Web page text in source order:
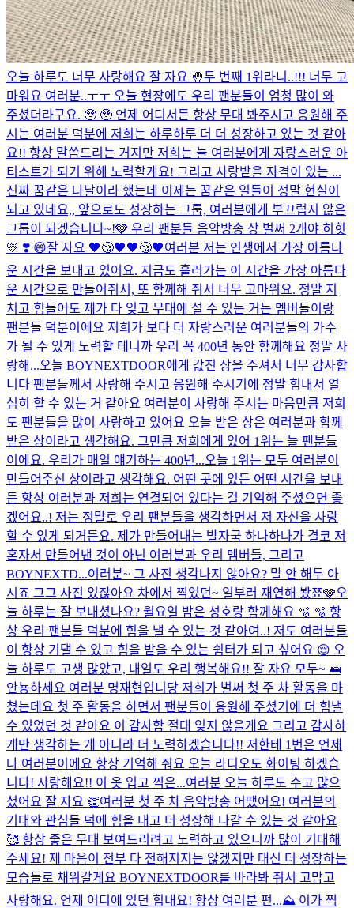
오늘 하루도 너무 사랑해요 잘 자요 🤚두 번째 1위라니..!!! 너무 고
마워요 여러분..ㅜㅜ 오늘 현장에도 우리 팬분들이 엄청 많이 와
주셨더라구요. 🥹 🥹 언제 어디서든 항상 무대 봐주시고 응원해 주
시는 여러분 덕분에 저희는 하루하루 더 더 성장하고 있는 것 같아
요!! 항상 말씀드리는 거지만 저희는 늘 여러분에게 자랑스러운 아
티스트가 되기 위해 노력할게요! 그리고 사랑받을 자격이 있는 ...
진짜 꿈같은 나날이라 했는데 이제는 꿈같은 일들이 정말 현실이
되고 있네요,, 앞으로도 성장하는 그룹, 여러분에게 부끄럽지 않은
그룹이 되겠습니다~!🩶 우리 팬분들 음악방송 상 벌써 2개야 히힛
💛​ ❣️​ 😄​잘 자요 🖤😴🖤🖤😴🖤여러분 저는 인생에서 가장 아름다
운 시간을 보내고 있어요. 지금도 흘러가는 이 시간을 가장 아름다
운 시간으로 만들어줘서, 또 함께해 줘서 너무 고마워요. 정말 지
치고 힘들어도 제가 다 잊고 무대에 설 수 있는 거는 멤버들이랑
팬분들 덕분이에요 저희가 보다 더 자랑스러운 여러분들의 가수
가 될 수 있게 노력할 테니까 우리 꼭 400년 동안 함께해요 정말 사
랑해...오늘 BOYNEXTDOOR에게 값진 상을 주셔서 너무 감사합
니다 팬분들께서 사랑해 주시고 응원해 주시기에 정말 힘내서 열
심히 할 수 있는 거 같아요 여러분이 사랑해 주시는 마음만큼 저희
도 팬분들을 많이 사랑하고 있어요 오늘 받은 상은 여러분과 함께
받은 상이라고 생각해요. 그만큼 저희에게 있어 1위는 늘 팬분들
이에요. 우리가 매일 얘기하는 400년...오늘 1위는 모두 여러분이
만들어주신 상이라고 생각해요. 어떤 곳에 있든 어떤 시간을 보내
든 항상 여러분과 저희는 연결되어 있다는 걸 기억해 주셨으면 좋
겠어요..! 저는 정말로 우리 팬분들을 생각하면서 저 자신을 사랑
할 수 있게 되거든요. 제가 만들어내는 발자국 하나하나가 결코 저
혼자서 만들어낸 것이 아닌 여러분과 우리 멤버들, 그리고
BOYNEXTD...여러분~ 그 사진 생각나지 않아요? 말 안 해두 아
시죠 그그 사진 있잖아요 차에서 찍었던~ 일부러 재연해 봤쬬🩶오
늘 하루는 잘 보내셨나요? 월요일 밤은 성호랑 함께해요 🫧 🫧 항
상 우리 팬분들 덕분에 힘을 낼 수 있는 것 같아여..! 저도 여러분들
이 항상 기댈 수 있고 힘을 받을 수 있는 쉼터가 되고 싶어요 😌 오
늘 하루도 고생 많았고, 내일도 우리 행복해요!! 잘 자요 모두~ 🛌
안뇽하세요 여러분 명재현입니당 저희가 벌써 첫 주 차 활동을 마
쳤는데요 첫 주 활동을 하면서 팬분들이 응원해 주셨기에 더 힘낼
수 있었던 것 같아요 이 감사함 절대 잊지 않을게요 그리고 감사하
게만 생각하는 게 아니라 더 노력하겠습니다!! 저한테 1번은 언제
나 여러분이에요 항상 기억해 줘요 오늘 라디오도 화이팅 하겠습
니다! 사랑해요!! 이 옷 입고 찍은...여러분 오늘 하루도 수고 많으
셨어요 잘 자요 👏여러분 첫 주 차 음악방송 어땠어요! 여러분의
기대와 관심들 덕에 힘을 내고 더 성장해 나갈 수 있는 것 같아요
🥰 항상 좋은 무대 보여드리려고 노력하고 있으니까 많이 기대해
주세요! 제 마음이 전부 다 전해지지는 않겠지만 대신 더 성장하는
모습들로 채워갈게요 BOYNEXTDOOR를 바라봐 줘서 고맙고
사랑해요. 언제 어디에 있던 힘내요! 항상 여러분 편...⛰️ 이가 찍